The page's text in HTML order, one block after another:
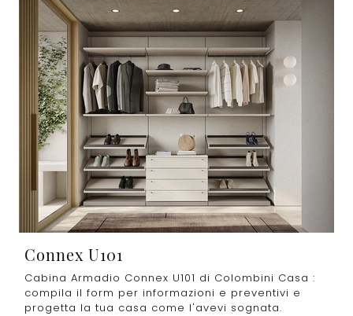
Connex U101
Cabina Armadio Connex U101 di Colombini Casa :
compila il form per informazioni e preventivi e
progetta la tua casa come l'avevi sognata.